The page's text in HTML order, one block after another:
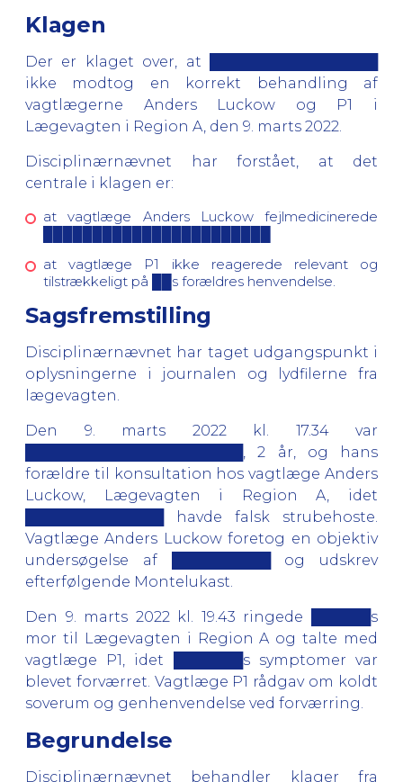
Klagen
Der er klaget over, at █████████████████
ikke modtog en korrekt behandling af
vagtlægerne Anders Luckow og P1 i
Lægevagten i Region A, den 9. marts 2022.
Disciplinærnævnet har forstået, at det
centrale i klagen er:
at vagtlæge Anders Luckow fejlmedicinerede
at vagtlæge P1 ikke reagerede relevant og
tilstrækkeligt på ██s forældres henvendelse.
Sagsfremstilling
Disciplinærnævnet har taget udgangspunkt i
oplysningerne i journalen og lydfilerne fra
lægevagten.
Den 9. marts 2022 kl. 17.34 var
██████████████████████, 2 år, og hans
forældre til konsultation hos vagtlæge Anders
Luckow, Lægevagten i Region A, idet
██████████████ havde falsk strubehoste.
Vagtlæge Anders Luckow foretog en objektiv
undersøgelse af ██████████ og udskrev
efterfølgende Montelukast.
Den 9. marts 2022 kl. 19.43 ringede ██████s
mor til Lægevagten i Region A og talte med
vagtlæge P1, idet ███████s symptomer var
blevet forværret. Vagtlæge P1 rådgav om koldt
soverum og genhenvendelse ved forværring.
Begrundelse
Disciplinærnævnet behandler klager fra